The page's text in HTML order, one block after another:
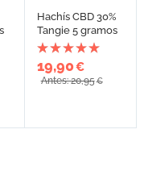
Hachís CBD 30%
Tangie 5 gramos
19,90€
Antes: 20,95€